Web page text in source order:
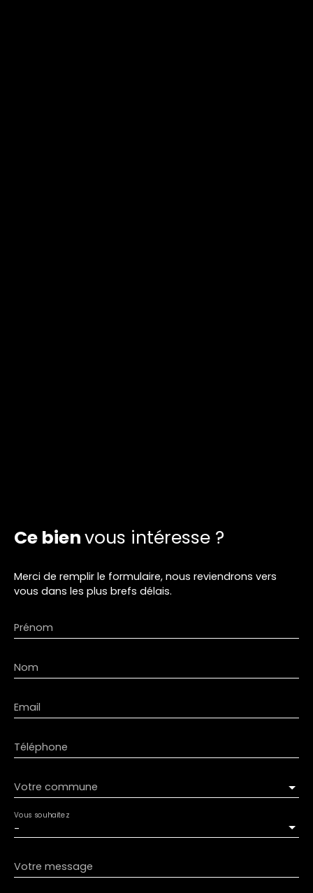
Ce bienvous intéresse ?
Merci de remplir le formulaire, nous reviendrons vers
vous dans les plus brefs délais.
Prénom
Nom
Email
Téléphone
Votre commune
-
Vous souhaitez
Votre message